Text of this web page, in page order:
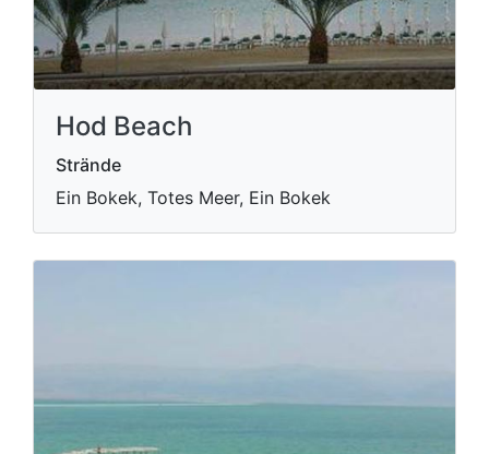
Hod Beach
Strände
Ein Bokek, Totes Meer, Ein Bokek